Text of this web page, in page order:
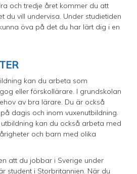
och tredje året kommer du att
du vill undervisa. Under studietiden
öva på det du har lärt dig i en
kan du arbeta som
eller förskollärare. I grundskolan
av bra lärare. Du är också
dagis och inom vuxenutbildning.
kan du också arbeta med
och barn med olika
att du jobbar i Sverige under
student i Storbritannien. När du